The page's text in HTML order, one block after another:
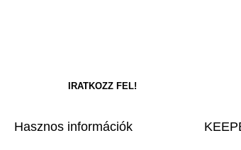
Hasznos információk